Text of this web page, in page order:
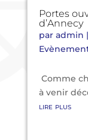
Portes
d’Annecy
par admin |
Comme
à venir
lire plus